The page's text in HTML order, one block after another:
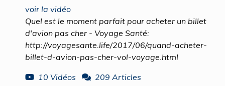
voir la vidéo
Quel est le moment parfait pour acheter un billet
d'avion pas cher - Voyage Santé:
http://voyagesante.life/2017/06/quand-acheter-
billet-d-avion-pas-cher-vol-voyage.html
10 Vidéos
209 Articles